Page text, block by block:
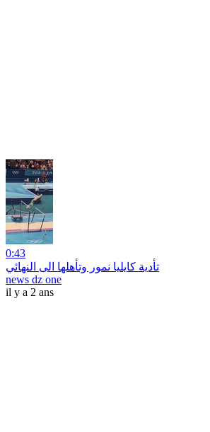
0:43
تأدية كايليا نمور وتأهلها الى النهائي
news dz one
il y a 2 ans